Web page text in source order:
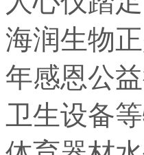
海润生物
年感恩公
卫生设备